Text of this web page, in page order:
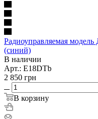
Радиоуправляемая
(синий)
В наличии
Арт.: E18DTb
2 850 грн
В корзину